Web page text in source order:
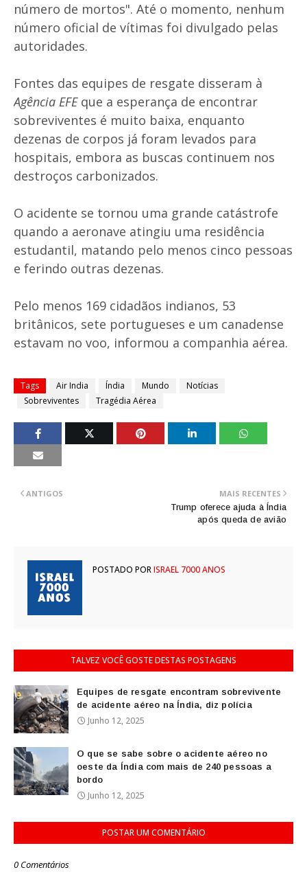
número de mortos". Até o momento, nenhum
número oficial de vítimas foi divulgado pelas
autoridades.
Fontes das equipes de resgate disseram à
Agência EFEque a esperança de encontrar
sobreviventes é muito baixa, enquanto
dezenas de corpos já foram levados para
hospitais, embora as buscas continuem nos
destroços carbonizados.
O acidente se tornou uma grande catástrofe
quando a aeronave atingiu uma residência
estudantil, matando pelo menos cinco pessoas
e ferindo outras dezenas.
Pelo menos 169 cidadãos indianos, 53
britânicos, sete portugueses e um canadense
estavam no voo, informou a companhia aérea.
Tags Air India Índia Mundo
Notícias
Sobreviventes
Tragédia Aérea
MAIS RECENTES
Trump oferece ajuda à Índia
após queda de avião
ANTIGOS
POSTADO PORISRAEL 7000 ANOS
TALVEZ VOCÊ GOSTE DESTAS POSTAGENS
Equipes de resgate encontram sobrevivente
de acidente aéreo na Índia, diz polícia
Junho 12, 2025
O que se sabe sobre o acidente aéreo no
oeste da Índia com mais de 240 pessoas a
bordo
Junho 12, 2025
POSTAR UM COMENTÁRIO
0 Comentários